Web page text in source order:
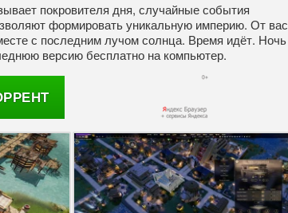
покровителя дня, случайные события
формировать уникальную империю. От вас
с последним лучом солнца. Время идёт. Ночь
версию бесплатно на компьютер.